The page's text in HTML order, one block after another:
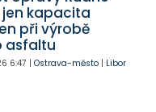
kapacita
při výrobě
asfaltu
6:47 | Ostrava-město| Libor